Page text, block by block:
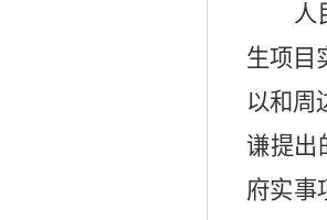
人民
生项目
以和周
谦提出
府实事